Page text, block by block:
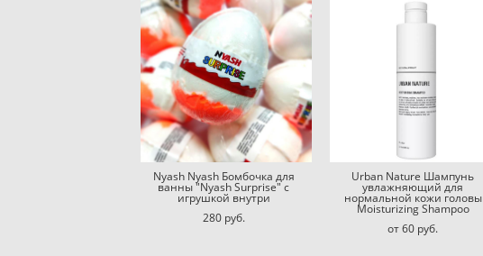
Nyash Nyash Бомбочка для
ванны "Nyash Surprise" с
игрушкой внутри
280 pуб.
Urban Nature Шaмпунь
увлажняющий для
нормальной кожи головы
Moisturizing Shampoo
от 60 pуб.